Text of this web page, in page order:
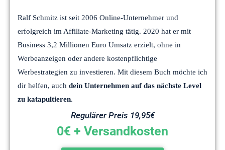
Ralf Schmitz ist seit 2006 Online-Unternehmer und
erfolgreich im Affiliate-Marketing tätig. 2020 hat er mit
Business 3,2 Millionen Euro Umsatz erzielt, ohne in
Werbeanzeigen oder andere kostenpflichtige
Werbestrategien zu investieren. Mit diesem Buch möchte ich
dir helfen, auch dein Unternehmen auf das nächste Level
zu katapultieren.
Regulärer Preis19,95€
0€ + Versandkosten